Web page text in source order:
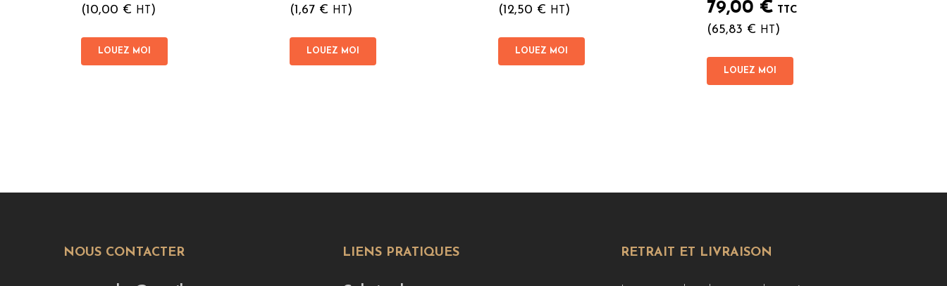
(10,00 € HT )
LOUEZ MOI
(1,67 € HT )
LOUEZ MOI
(12,50 € HT )
LOUEZ MOI
79,00 € TTC
(65,83 € HT )
LOUEZ MOI
NOUS CONTACTER LIENS PRATIQUES RETRAIT ET LIVRAISON